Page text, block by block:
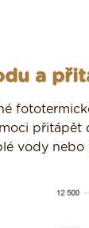
a
přitápět
vody nebo